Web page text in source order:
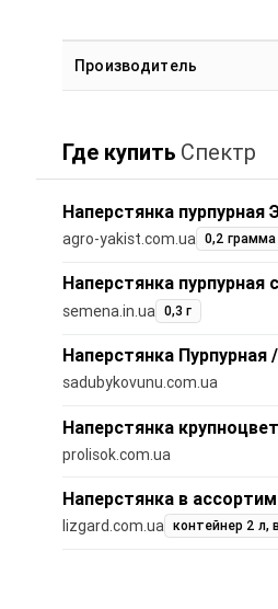
Производитель
Где купить Спектр
Наперстянка пурпурная
agro-yakist.com.ua 0,2 грамма
Наперстянка пурпурная
semena.in.ua 0,3 г
Наперстянка Пурпурная
sadubykovunu.com.ua
Наперстянка
prolisok.com.ua
Наперстянка в
lizgard.com.ua контейнер 2 л,